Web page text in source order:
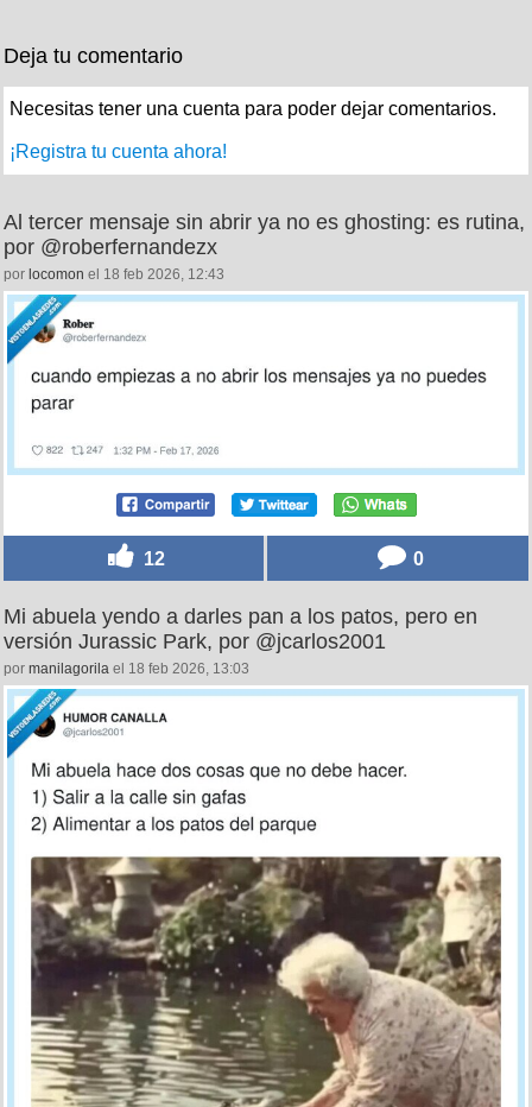
Deja tu comentario
Necesitas tener una cuenta para poder dejar comentarios.
¡Registra tu cuenta ahora!
Al tercer mensaje sin abrir ya no es ghosting: es rutina,
por @roberfernandezx
por locomon el 18 feb 2026, 12:43
12 0
Mi abuela yendo a darles pan a los patos, pero en
versión Jurassic Park, por @jcarlos2001
por manilagorila el 18 feb 2026, 13:03